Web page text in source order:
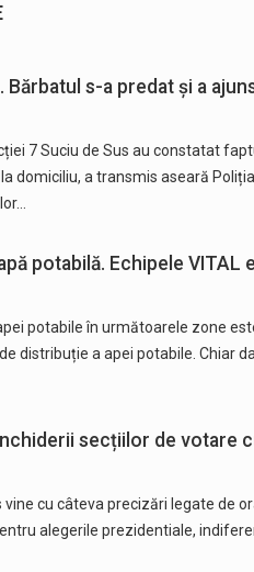
Bărbatul s-a predat și a
7 Suciu de Sus au constatat
domiciliu, a transmis aseară
potabilă. Echipele
potabile în următoarele zone
distribuție a apei potabile. Chiar
secțiilor de votare
cu câteva precizări legate de
alegerile prezidentiale,